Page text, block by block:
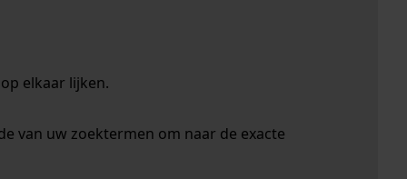
elkaar lijken.
van uw zoektermen om naar de exacte